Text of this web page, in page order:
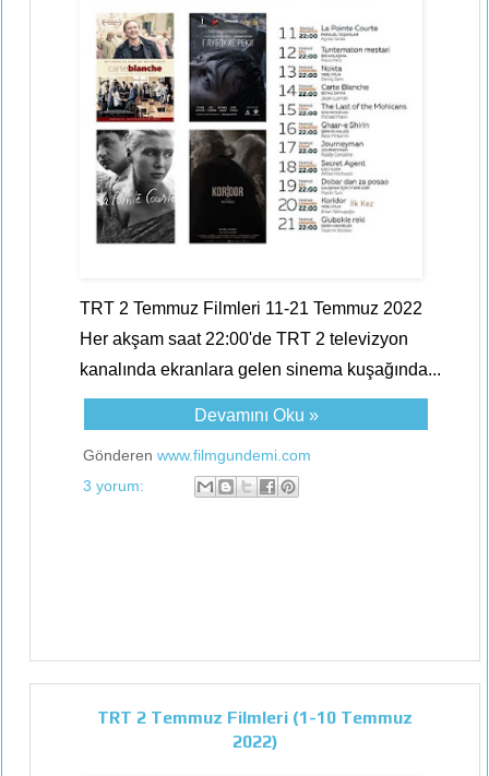
TRT 2 Temmuz Filmleri 11-21 Temmuz 2022
Her akşam saat 22:00'de TRT 2 televizyon
kanalında ekranlara gelen sinema kuşağında...
Devamını Oku »
Gönderen www.filmgundemi.com
3 yorum:
TRT 2 Temmuz Filmleri (1-10 Temmuz
2022)